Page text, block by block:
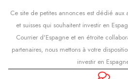
Ce site de petites annonces est dédié aux
et suisses qui souhaitent investir en
Courrier d'Espagne et en étroite
partenaires, nous mettons à votre
investir en